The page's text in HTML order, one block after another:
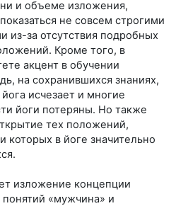
и объеме изложения,
не совсем строгими
из-за отсутствия подробных
Кроме того, в
акцент в обучении
на сохранившихся знаниях,
исчезает и многие
йоги потеряны. Но также
тех положений,
которых в йоге значительно
изложение концепции
«мужчина» и